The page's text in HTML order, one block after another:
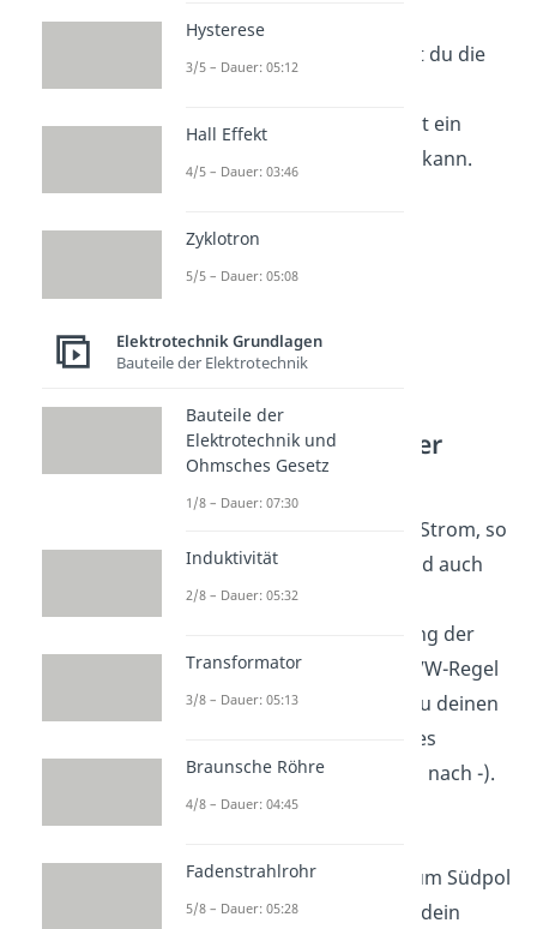
Lorentzkraft sehen
kannst. Außerdem schließt du die
Spannungsquelle an, damit ein
elektrischer Strom fließen kann.
Stromdurchflossener
Leiter
Fließt jetzt der elektrische Strom, so
wirkt durch das Magnetfeld auch
die Lorentzkraft auf die
Leiterschaukel. Die Richtung der
Kraft kannst du mit der UVW-Regel
bestimmen. Dafür hältst du deinen
in die Richtung des
technischen Stroms (von + nach -).
Danach richtest du deinen
Magnetfelds vom Nord- zum Südpol
aus. Zum Schluss zeigt dir dein
Hysterese
3/5 – Dauer: 05:12
Hall Effekt
4/5 – Dauer: 03:46
Zyklotron
5/5 – Dauer: 05:08
Elektrotechnik Grundlagen
Bauteile der Elektrotechnik
Bauteile der
Elektrotechnik und
Ohmsches Gesetz
1/8 – Dauer: 07:30
Induktivität
2/8 – Dauer: 05:32
Transformator
3/8 – Dauer: 05:13
Braunsche Röhre
4/8 – Dauer: 04:45
Fadenstrahlrohr
5/8 – Dauer: 05:28